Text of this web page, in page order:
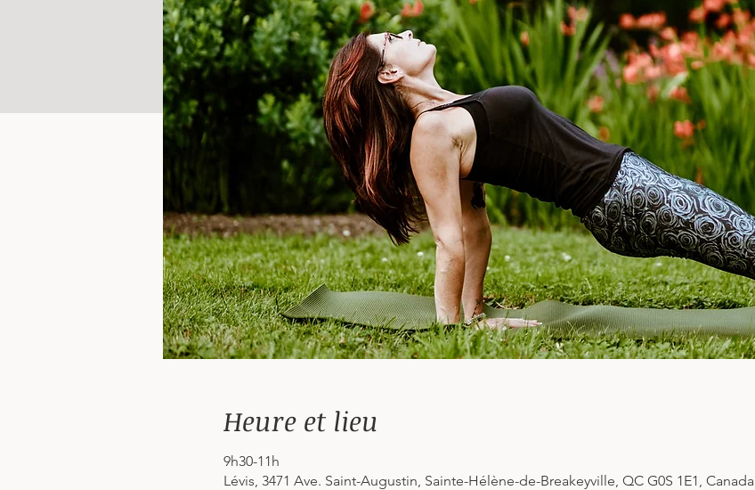
Heure et lieu
9h30-11h
Lévis, 3471 Ave. Saint-Augustin, Sainte-Hélène-de-Breakeyville, QC G0S 1E1, Canada